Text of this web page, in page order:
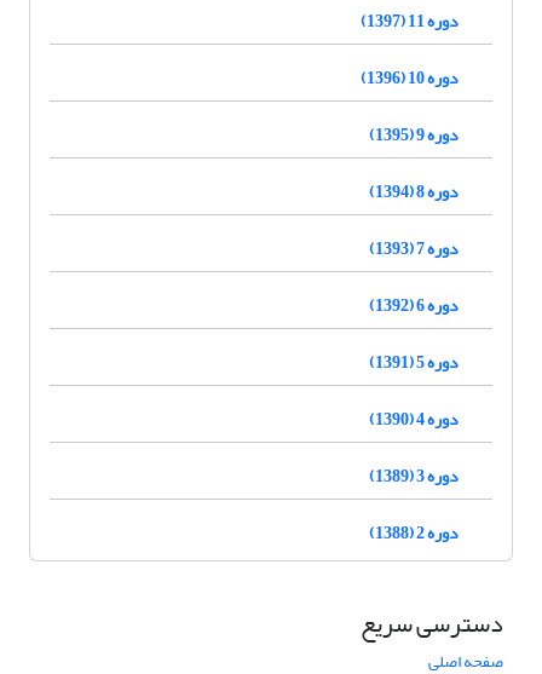
دوره 11 (1397)
دوره 10 (1396)
دوره 9 (1395)
دوره 8 (1394)
دوره 7 (1393)
دوره 6 (1392)
دوره 5 (1391)
دوره 4 (1390)
دوره 3 (1389)
دوره 2 (1388)
دسترسی سریع
صفحه اصلی